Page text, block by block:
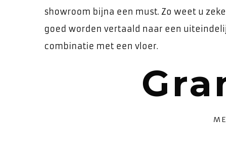
showroom bijna een must. Zo weet u
goed worden vertaald naar een
combinatie met een vloer.